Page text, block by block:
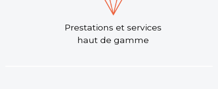
Prestations et services
haut de gamme